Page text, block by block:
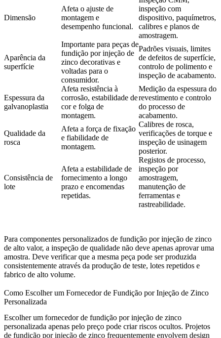
Dimensão
Afeta o ajuste de
montagem e
desempenho funcional.
inspeção com
dispositivo, paquímetros,
calibres e planos de
amostragem.
Aparência da
superfície
Importante para peças de
fundição por injeção de
zinco decorativas e
voltadas para o
consumidor.
Padrões visuais, limites
de defeitos de superfície,
controlo de polimento e
inspeção de acabamento.
Espessura da
galvanoplastia
Afeta resistência à
corrosão, estabilidade de
cor e folga de
montagem.
Medição da espessura do
revestimento e controlo
do processo de
acabamento.
Qualidade da
rosca
Afeta a força de fixação
e fiabilidade de
montagem.
Calibres de rosca,
verificações de torque e
inspeção de usinagem
posterior.
Consistência de
lote
Afeta a estabilidade de
fornecimento a longo
prazo e encomendas
repetidas.
Registos de processo,
inspeção por
amostragem,
manutenção de
ferramentas e
rastreabilidade.
Para componentes personalizados de fundição por injeção de zinco
de alto valor, a inspeção de qualidade não deve apenas aprovar uma
amostra. Deve verificar que a mesma peça pode ser produzida
consistentemente através da produção de teste, lotes repetidos e
fabrico de alto volume.
Como Escolher um Fornecedor de Fundição por Injeção de Zinco
Personalizada
Escolher um fornecedor de fundição por injeção de zinco
personalizada apenas pelo preço pode criar riscos ocultos. Projetos
de fundição por injeção de zinco frequentemente envolvem design